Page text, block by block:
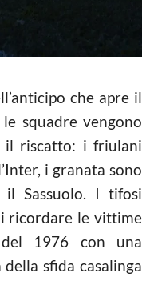
che apre il
squadre vengono
il riscatto: i friulani
i granata sono
Sassuolo. I tifosi
ricordare le vittime
1976 con una
sfida casalinga